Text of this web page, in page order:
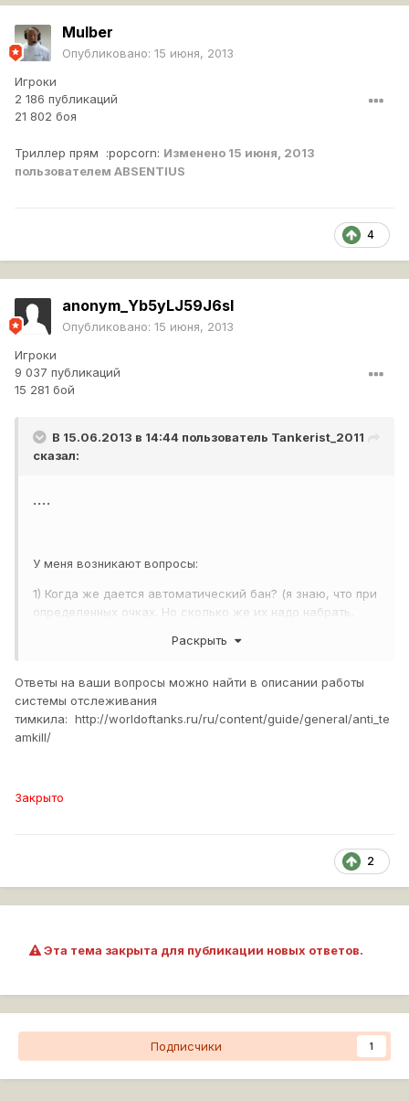
MuIber
Опубликовано: 15 июня, 2013
Игроки
2 186 публикаций
21 802 боя
Триллер прям :popcorn: Изменено 15 июня, 2013
пользователем ABSENTIUS
4
anonym_Yb5yLJ59J6sI
Опубликовано: 15 июня, 2013
Игроки
9 037 публикаций
15 281 бой
В 15.06.2013 в 14:44 пользователь Tankerist_2011
сказал:
....
У меня возникают вопросы:
1) Когда же дается автоматический бан? (я знаю, что при
определенных очках. Но сколько же их надо набрать,
высоких компенсаций. (хотя бы по 100 серебра за
еденицу урона. именно при выстреле, как в медальке
"Снайпер". Там же определяется, когда ты врезался, а
когда ты выстрелил в своего).
Спасибо.
Раскрыть
Ответы на ваши вопросы можно найти в описании работы
системы отслеживания
тимкила: http://worldoftanks.ru/ru/content/guide/general/anti_te
amkill/
Закрыто
2
Эта тема закрыта для публикации новых ответов.
Подписчики 1